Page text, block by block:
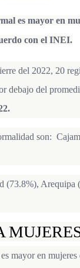
es mayor en
con el INEI.
del 2022, 20
debajo del
son:
(73.8%),
mayor en